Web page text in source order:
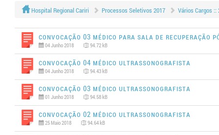
Hospital Regional Cariri Processos Seletivos 2017 Vários Cargos ::
Convocação 03 Médico para Sala de Recuperação
04 Junho 2018 94.72 kB
Convocação 04 Médico Ultrassonografista
04 Junho 2018 94.43 kB
Convocação 03 Médico Ultrassonografista
01 Junho 2018 94.58 kB
Convocação 02 Médico Ultrassonografista
25 Maio 2018 94.64 kB